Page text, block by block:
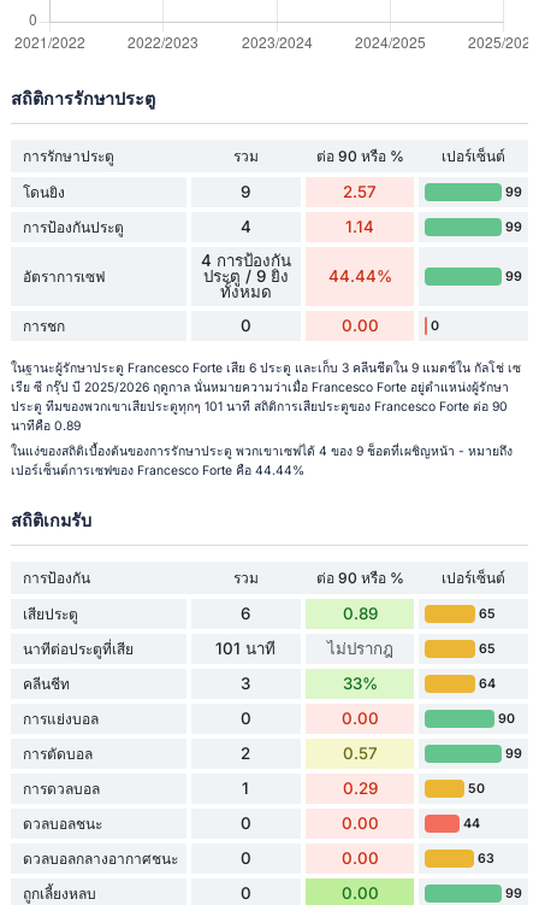
สถิติการรักษาประตู
การรักษาประตู รวม ต่อ 90 หรือ %
เปอร์เซ็นต์
โดนยิง
9 2.57 99
การป้องกันประตู 4 1.14 99
อัตราการเซฟ
4 การป้องกัน
ประตู / 9 ยิง
ทั้งหมด
44.44% 99
การชก 0 0.00 0
ในฐานะผู้รักษาประตู Francesco Forte เสีย 6 ประตู และเก็บ 3 คลีนชีตใน 9 แมตช์ใน กัลโช่ เซ
เรีย ซี กรุ๊ป บี 2025/2026 ฤดูกาล นั่นหมายความว่าเมื่อ Francesco Forte อยู่ตำแหน่งผู้รักษา
ประตู ทีมของพวกเขาเสียประตูทุกๆ 101 นาที สถิติการเสียประตูของ Francesco Forte ต่อ 90
นาทีคือ 0.89
ในแง่ของสถิติเบื้องต้นของการรักษาประตู พวกเขาเซฟได้ 4 ของ 9 ช็อตที่เผชิญหน้า - หมายถึง
เปอร์เซ็นต์การเซฟของ Francesco Forte คือ 44.44%
สถิติเกมรับ
การป้องกัน รวม ต่อ 90 หรือ %
เปอร์เซ็นต์
เสียประตู
6 0.89 65
นาทีต่อประตูที่เสีย 101 นาที ไม่ปรากฎ 65
คลีนชีท 3 33% 64
การแย่งบอล 0 0.00 90
การตัดบอล 2 0.57 99
การดวลบอล 1 0.29 50
ดวลบอลชนะ 0 0.00 44
ดวลบอลกลางอากาศชนะ 0 0.00 63
ถูกเลี้ยงหลบ 0 0.00 99